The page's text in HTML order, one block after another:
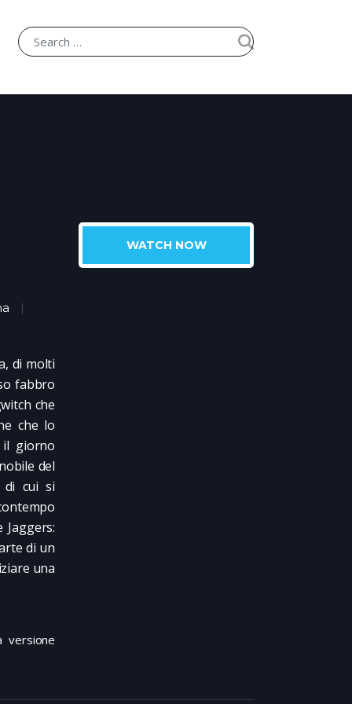
WATCH NOW
di molti
fabbro
che
che lo
giorno
del
di cui si
di un
una
versione